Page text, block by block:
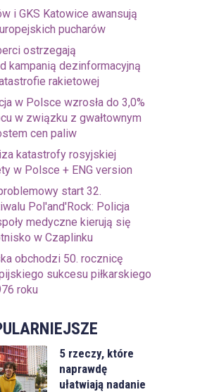
i GKS Katowice awansują
pucharów
ostrzegają
kampanią dezinformacyjną
rakietowej
w Polsce wzrosła do 3,0%
w związku z gwałtownym
cen paliw
katastrofy rosyjskiej
w Polsce + ENG version
start 32.
Pol'and'Rock: Policja
medyczne kierują się
w Czaplinku
obchodzi 50. rocznicę
sukcesu piłkarskiego
roku
5 rzeczy, które
naprawdę
ułatwiają nadanie